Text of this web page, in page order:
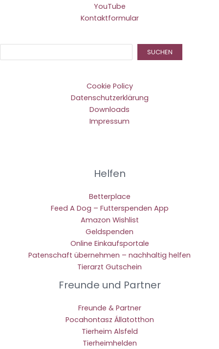
YouTube
Kontaktformular
SUCHEN
Cookie Policy
Datenschutzerklärung
Downloads
Impressum
Helfen
Betterplace
Feed A Dog – Futterspenden App
Amazon Wishlist
Geldspenden
Online Einkaufsportale
Patenschaft übernehmen – nachhaltig helfen
Tierarzt Gutschein
Freunde und Partner
Freunde & Partner
Pocahontasz Állatotthon
Tierheim Alsfeld
Tierheimhelden